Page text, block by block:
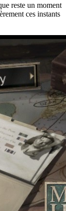
reste un moment
ces instants